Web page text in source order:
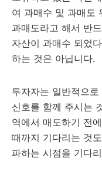
여 과매수 및 과매도
과매도라고 해서 반
자산이 과매수 되었
하는 것은 아닙니다.
투자자는 일반적으
신호를 함께 주시는
역에서 매도하기 전
때까지 기다리는 것
파하는 시점을 기다